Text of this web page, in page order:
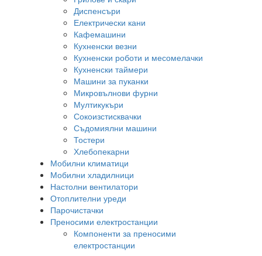
Диспенсъри
Електрически кани
Кафемашини
Кухненски везни
Кухненски роботи и месомелачки
Кухненски таймери
Машини за пуканки
Микровълнови фурни
Мултикукъри
Сокоизстисквачки
Съдомиялни машини
Тостери
Хлебопекарни
Мобилни климатици
Мобилни хладилници
Настолни вентилатори
Отоплителни уреди
Парочистачки
Преносими електростанции
Компоненти за преносими
електростанции